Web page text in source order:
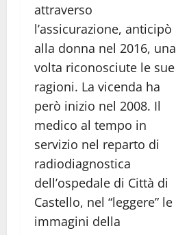
attraverso
l’assicurazione, anticipò
alla donna nel 2016, una
volta riconosciute le sue
ragioni. La vicenda ha
però inizio nel 2008. Il
medico al tempo in
servizio nel reparto di
radiodiagnostica
dell’ospedale di Città di
Castello, nel “leggere” le
immagini della